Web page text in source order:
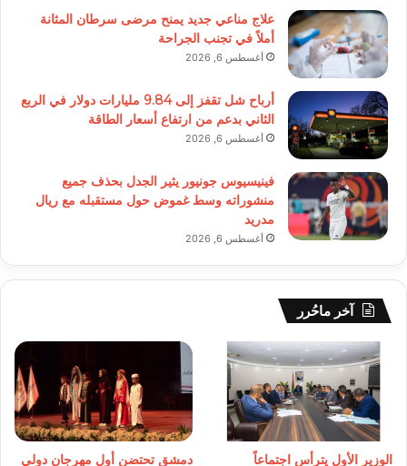
علاج مناعي جديد يمنح مرضى سرطان المثانة
أملاً في تجنب الجراحة
أغسطس 6, 2026
أرباح شل تقفز إلى 9.84 مليارات دولار في الربع
الثاني بدعم من ارتفاع أسعار الطاقة
أغسطس 6, 2026
فينيسيوس جونيور يثير الجدل بحذف جميع
منشوراته وسط غموض حول مستقبله مع ريال
مدريد
أغسطس 6, 2026
آخر ماحُرر
الوزير الأول يترأس اجتماعاً
دمشق تحتضن أول مهرجان دولي